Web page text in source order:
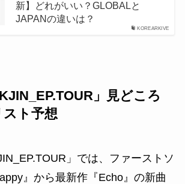
KOREARKIVE
新】どれがいい？GLOBALと
JAPANの違いは？
」見どころ
ト予想
」では、ファーストソ
』から最新作『Echo』の新曲